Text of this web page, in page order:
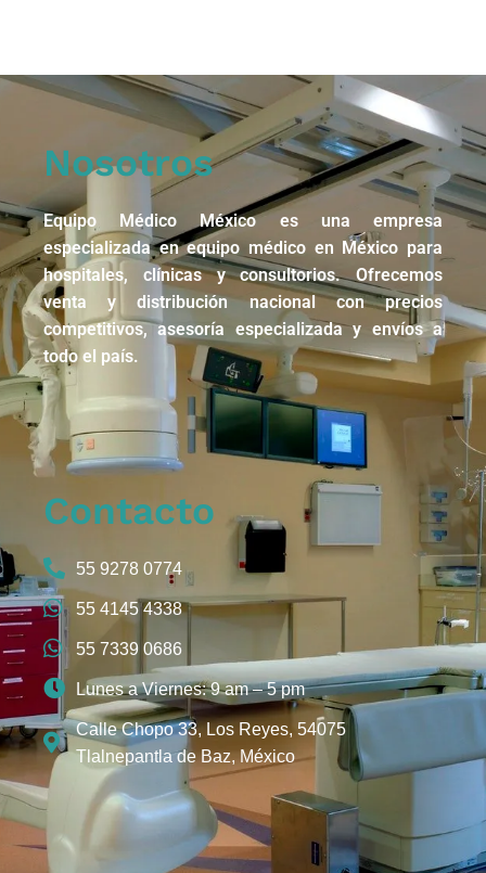
Nosotros
Equipo Médico México es una empresa
especializada en equipo médico en México para
hospitales, clínicas y consultorios. Ofrecemos
venta y distribución nacional con precios
competitivos, asesoría especializada y envíos a
todo el país.
Contacto
55 9278 0774
55 4145 4338
55 7339 0686
Lunes a Viernes: 9 am – 5 pm
Calle Chopo 33, Los Reyes, 54075
Tlalnepantla de Baz, México